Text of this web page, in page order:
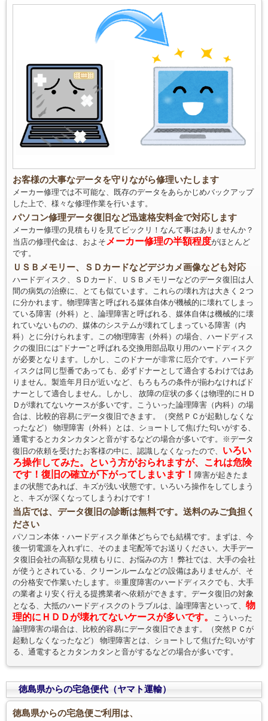
お客様の大事なデータを守りながら修理いたします
メーカー修理では不可能な、既存のデータをあらかじめバックアップ
した上で、様々な修理作業を行います。
パソコン修理データ復旧など迅速格安料金で対応します
メーカー修理の見積もりを見てビックリ！なんて事はありませんか？
当店の修理代金は、およそ メーカー修理の半額程度がほとんど
です。
ＵＳＢメモリー、ＳＤカードなどデジカメ画像なども対応
ハードディスク、ＳＤカード、ＵＳＢメモリーなどのデータ復旧は人
間の病気の治療に、とても似ています。これらの壊れ方は大きく２つ
に分かれます。物理障害と呼ばれる媒体自体が機械的に壊れてしまっ
ている障害（外科）と、論理障害と呼ばれる、媒体自体は機械的に壊
れていないものの、媒体のシステムが壊れてしまっている障害（内
科）とに分けられます。この物理障害（外科）の場合、ハードディス
クの復旧には”ドナー”と呼ばれる交換用部品取り用のハードディスク
が必要となります。しかし、このドナーが非常に厄介です。ハードデ
ィスクは同じ型番であっても、必ずドナーとして適合するわけではあ
りません。製造年月日が近いなど、もろもろの条件が揃わなければド
ナーとして適合しません。しかし、 故障の症状の多くは物理的にＨＤ
Ｄが壊れてないケースが多いです。こういった論理障害（内科）の場
合は、比較的容易にデータ復旧できます。（突然ＰＣが起動しなくな
ったなど） 物理障害（外科）とは、ショートして焦げた匂いがする、
通電するとカタンカタンと音がするなどの場合が多いです。※データ
復旧の依頼を受けたお客様の中に、認識しなくなったので、 いろい
ろ操作してみた。という方がおられますが、これは危険
です！復旧の確立が下がってしまいます！ 障害が起きたま
まの状態であれば、キズが浅い状態です。いろいろ操作をしてしまう
と、キズが深くなってしまうわけです！
当店では、データ復旧の診断は無料です。送料のみご負担く
ださい
パソコン本体・ハードディスク単体どちらでも結構です。まずは、今
後一切電源を入れずに、そのまま宅配等でお送りください。大手デー
タ復旧会社の高額な見積もりに、お悩みの方！ 弊社では、大手の会社
が使うとされている、クリーンルームなどの設備はありませんが、そ
の分格安で作業いたします。※重度障害のハードディスクでも、大手
の業者より安く行える提携業者へ依頼ができます。データ復旧の対象
となる、大抵のハードディスクのトラブルは、論理障害といって、 物
理的にＨＤＤが壊れてないケースが多いです。
こういった
論理障害の場合は、比較的容易にデータ復旧できます。（突然ＰＣが
起動しなくなったなど） 物理障害とは、ショートして焦げた匂いがす
る、通電するとカタンカタンと音がするなどの場合が多いです。
徳島県からの宅急便代（ヤマト運輸）
徳島県からの宅急便ご利用は、